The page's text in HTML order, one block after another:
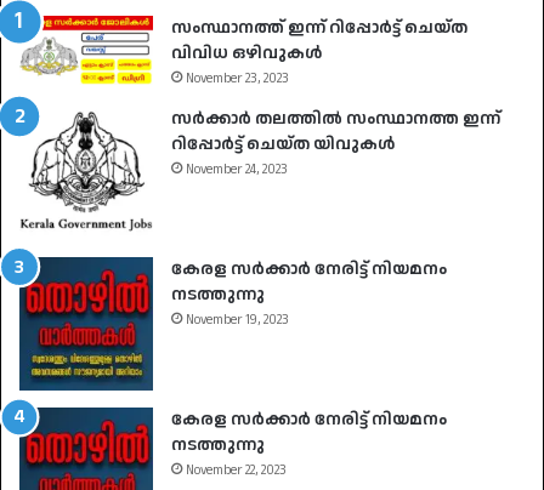
സംസ്ഥാനത്ത് ഇന്ന് റിപ്പോർട്ട് ചെയ്ത
വിവിധ ഒഴിവുകൾ
November 23, 2023
സർക്കാർ തലത്തിൽ സംസ്ഥാനത്ത ഇന്ന്
റിപ്പോർട്ട് ചെയ്ത യിവുകൾ
November 24, 2023
കേരള സർക്കാർ നേരിട്ട് നിയമനം
നടത്തുന്നു
November 19, 2023
കേരള സർക്കാർ നേരിട്ട് നിയമനം
നടത്തുന്നു
November 22, 2023